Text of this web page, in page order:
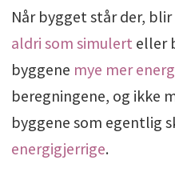
Når bygget står der,
aldri som simulerteller
byggene mye mer
beregningene, og ikke
byggene som egentlig
energigjerrige.